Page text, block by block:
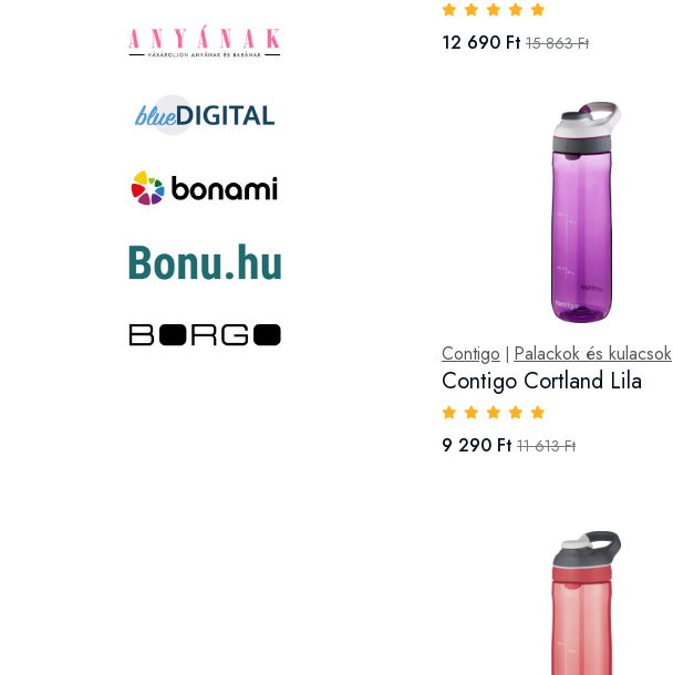
12 690 Ft 15 863 Ft
Contigo Palackok és kulacsok
Contigo Cortland Lila
9 290 Ft 11 613 Ft